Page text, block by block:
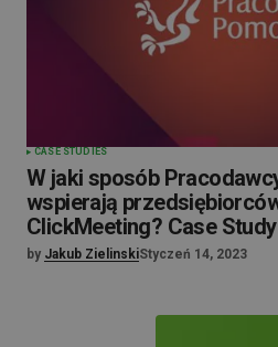
CASE STUDIES
W jaki sposób
wspierają
ClickMeeting? Case Study
by Jakub ZielinskiStyczeń 14, 2023